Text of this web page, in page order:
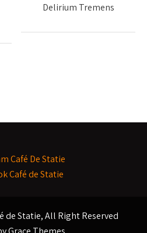
Delirium Tremens
Café De Statie
Café de Statie
de Statie, All Right Reserved